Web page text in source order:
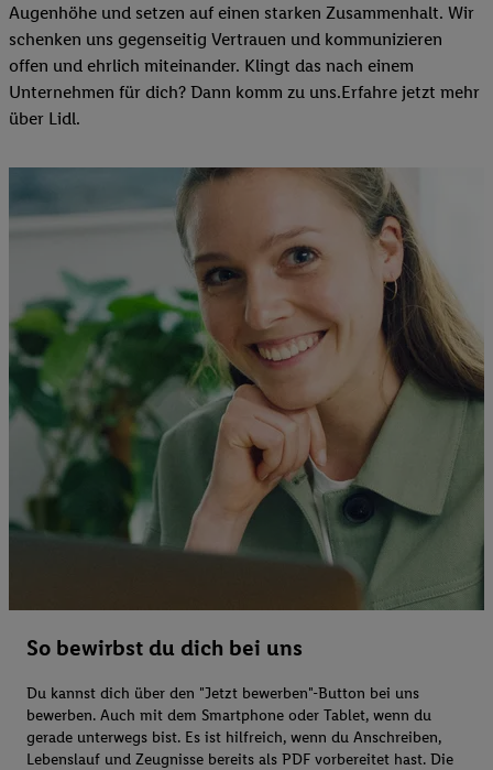
Augenhöhe und setzen auf einen starken Zusammenhalt. Wir
schenken uns gegenseitig Vertrauen und kommunizieren
offen und ehrlich miteinander. Klingt das nach einem
Unternehmen für dich? Dann komm zu uns.​Erfahre jetzt mehr
über Lidl.
So bewirbst du dich bei uns
Du kannst dich über den "Jetzt bewerben"-Button bei uns
bewerben. Auch mit dem Smartphone oder Tablet, wenn du
gerade unterwegs bist. Es ist hilfreich, wenn du Anschreiben,
Lebenslauf und Zeugnisse bereits als PDF vorbereitet hast. Die